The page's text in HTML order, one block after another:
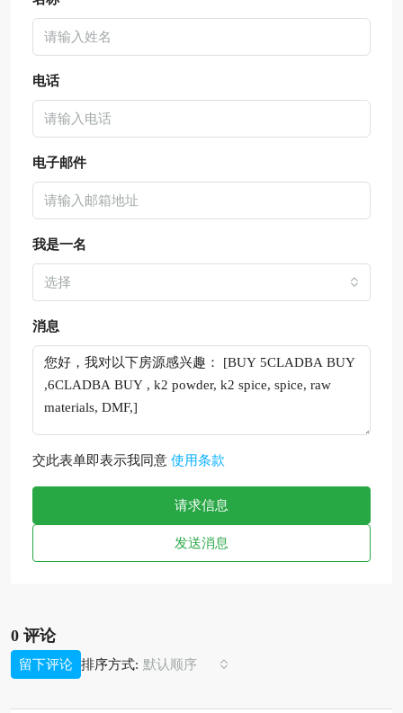
电话
电子邮件
我是一名
选择
消息
交此表单即表示我同意 使用条款
请求信息
发送消息
0 评论
排序方式: 默认顺序
留下评论